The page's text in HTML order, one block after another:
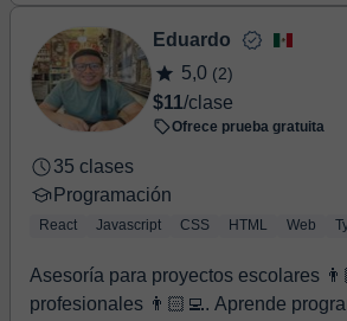
Eduardo
5,0 (2)
$11/clase
Ofrece prueba gratuita
35 clases
Programación
React Javascript CSS HTML Web
Asesoría para proyectos escolares
profesionales 👨🏻‍💻. Aprende